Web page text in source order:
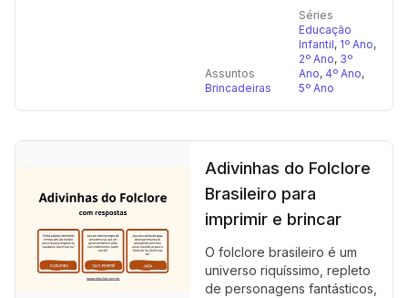
Assuntos
Brincadeiras
Séries
Educação
Infantil, 1º Ano,
2º Ano, 3º
Ano, 4º Ano,
5º Ano
Adivinhas do Folclore
Brasileiro para
imprimir e brincar
O folclore brasileiro é um
universo riquíssimo, repleto
de personagens fantásticos,